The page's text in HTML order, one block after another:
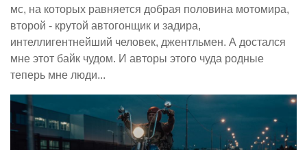
мс, на которых равняется добрая половина мотомира,
второй - крутой автогонщик и задира,
интеллигентнейший человек, джентльмен. А достался
мне этот байк чудом. И авторы этого чуда родные
теперь мне люди...